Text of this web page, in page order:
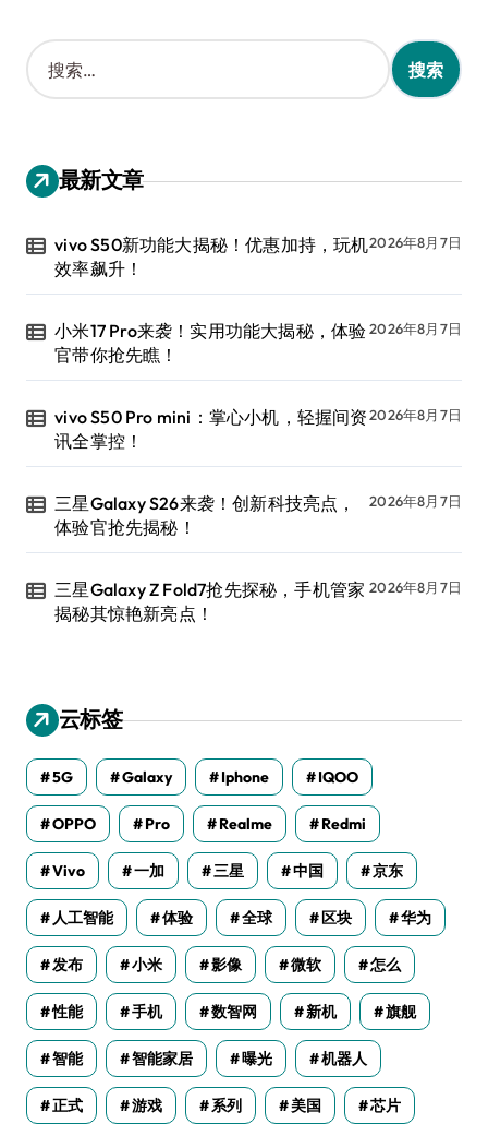
搜
索
：
最新文章
vivo S50新功能大揭秘！优惠加持，玩机
效率飙升！
2026年8月7日
小米17 Pro来袭！实用功能大揭秘，体验
官带你抢先瞧！
2026年8月7日
vivo S50 Pro mini：掌心小机，轻握间资
讯全掌控！
2026年8月7日
三星Galaxy S26来袭！创新科技亮点，
体验官抢先揭秘！
2026年8月7日
三星Galaxy Z Fold7抢先探秘，手机管家
揭秘其惊艳新亮点！
2026年8月7日
云标签
5G Galaxy Iphone IQOO
OPPO Pro Realme Redmi
Vivo 一加 三星 中国 京东
人工智能 体验 全球 区块 华为
发布 小米 影像 微软 怎么
性能 手机 数智网 新机 旗舰
智能 智能家居 曝光 机器人
正式 游戏 系列 美国 芯片